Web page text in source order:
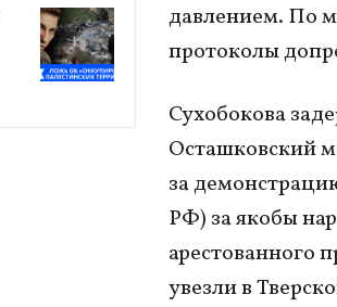
давлением. По
протоколы
Сухобокова
Осташковский
за
РФ) за якобы
арестованного
увезли в